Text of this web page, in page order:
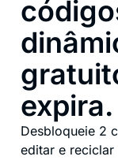
Desbloqueie 2
editar e reciclar